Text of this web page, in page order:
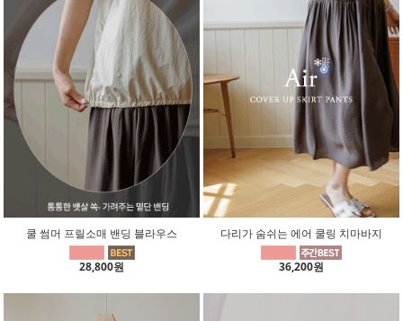
쿨 썸머 프릴소매 밴딩 블라우스
28,800원
다리가 숨쉬는 에어 쿨링 치마바지
36,200원